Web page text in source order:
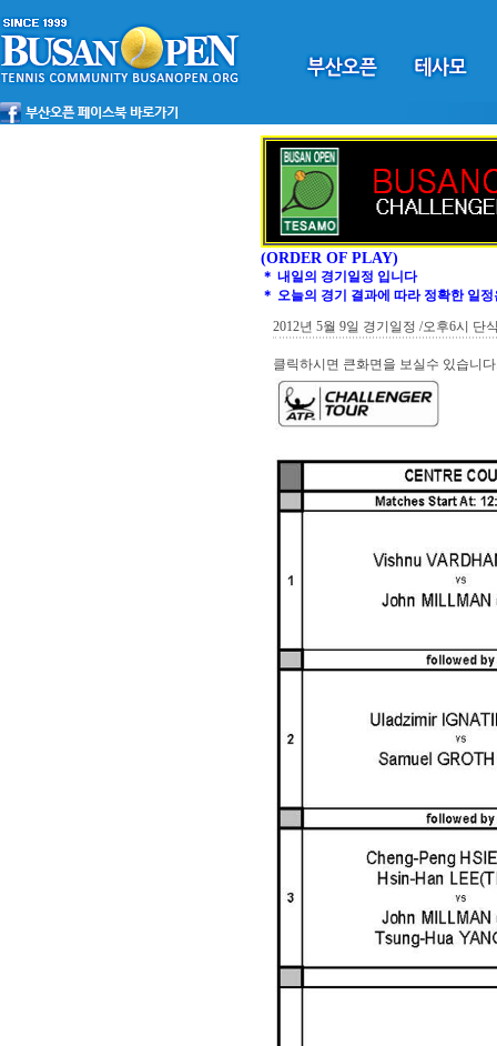
(ORDER OF PLAY)
＊ 내일의 경기일정 입니다
＊ 오늘의 경기 결과에 따라 정확한 일
2012년 5월 9일 경기일정 /오후6시 단
클릭하시면 큰화면을 보실수 있습니